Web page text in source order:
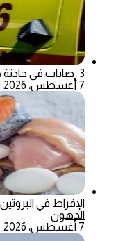
3 إصابات في حادثة طعن بالطيبة داخل أراضي الـ48
7 أغسطس، 2026
الإفراط في
الدهون
7 أغسطس، 2026